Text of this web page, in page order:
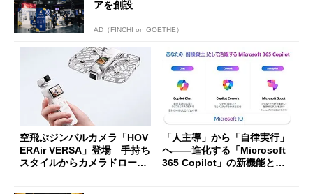
アを創設
AD（FINCHI on GOETHE）
空飛ぶジンバルカメラ「HOV
ERAir VERSA」登場 手持ち
スタイルからカメラドローン
「人主導」から「自律実行」
へ――進化する「Microsoft
365 Copilot」の新機能とエ